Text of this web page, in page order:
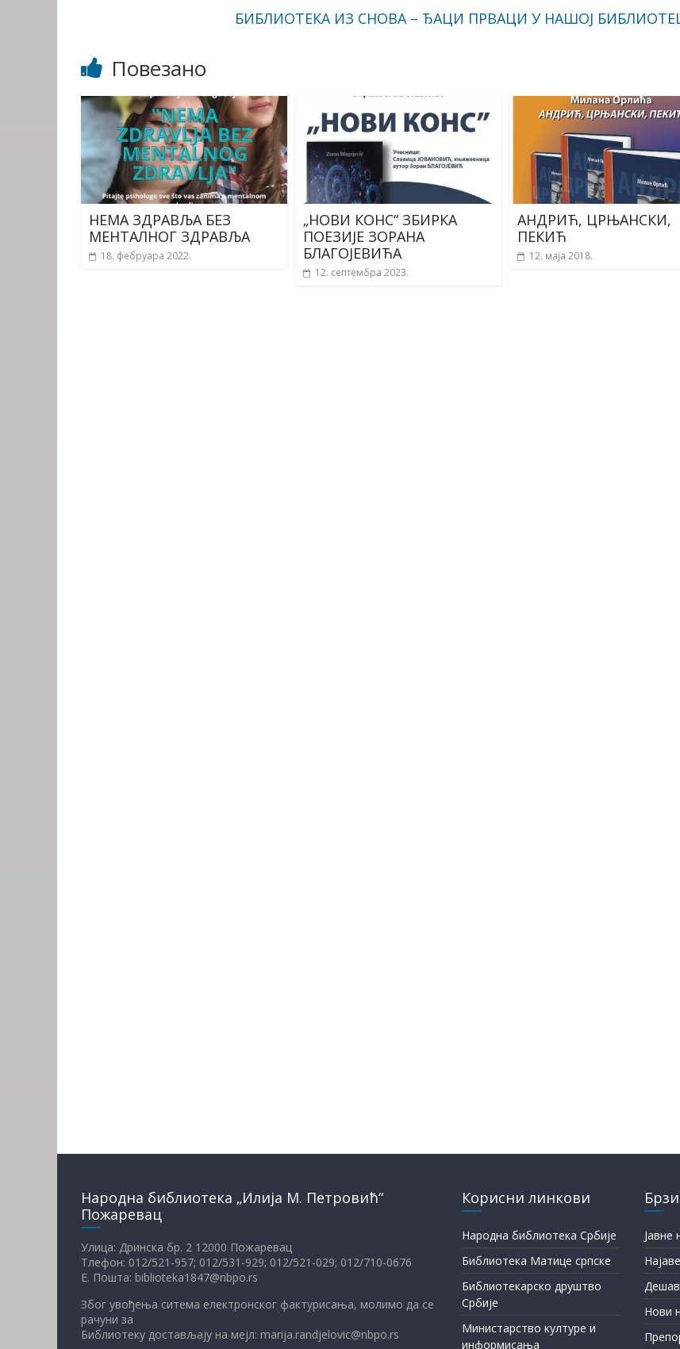
БИБЛИОТЕКА ИЗ СНОВА – ЂАЦИ ПРВАЦИ У НАШОЈ
Повезано
НЕМА ЗДРАВЉА БЕЗ
МЕНТАЛНОГ ЗДРАВЉА
18. фебруара 2022.
„НОВИ КОНС“ ЗБИРКА
ПОЕЗИЈЕ ЗОРАНА
БЛАГОЈЕВИЋА
12. септембра 2023.
АНДРИЋ, ЦРЊАНСКИ,
ПЕКИЋ
12. маја 2018.
Народна библиотека „Илија М. Петровић“
Пожаревац
Улица: Дринска бр. 2 12000 Пожаревац
Тлефон: 012/521-957; 012/531-929; 012/521-029; 012/710-0676
Е. Пошта: biblioteka1847@nbpo.rs
Због увођења ситема електронског фактурисања, молимо да се
рачуни за
Библиотеку достављају на мејл: marija.randjelovic@nbpo.rs
Корисни линкови
Народна библиотека Србије
Библиотека Матице српске
Библиотекарско друштво
Србије
Министарство културе и
информисања
Јавне
Најаве
Нови